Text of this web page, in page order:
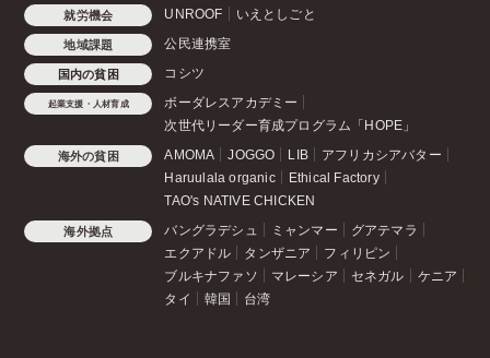
就労機会 UNROOF いえとしごと
地域課題 公民連携室
国内の貧困 コシツ
起業支援・人材育成
ボーダレスアカデミー
次世代リーダー育成プログラム「HOPE」
海外の貧困 AMOMA JOGGO LIB
アフリカシアバター
Haruulala organic
Ethical Factory
TAO's NATIVE CHICKEN
海外拠点 バングラデシュ ミャンマー
グアテマラ
エクアドル
タンザニア
フィリピン
ブルキナファソ
マレーシア セネガル
ケニア
タイ
韓国 台湾